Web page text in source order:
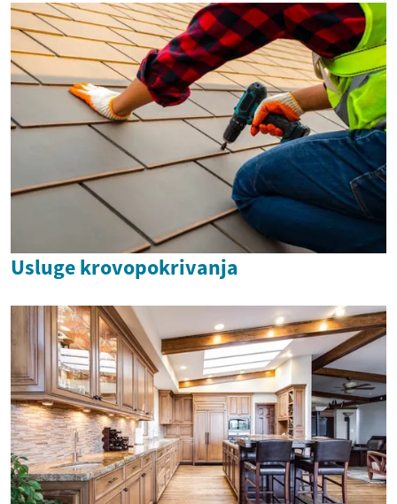
Usluge krovopokrivanja